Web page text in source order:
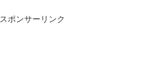
スポンサーリンク